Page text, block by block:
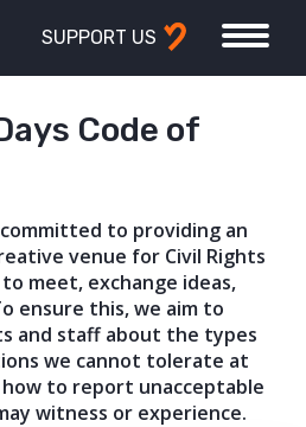
SUPPORT US
Code of
committed to providing an
venue for Civil Rights
meet, exchange ideas,
ensure this, we aim to
and staff about the types
we cannot tolerate at
to report unacceptable
witness or experience.